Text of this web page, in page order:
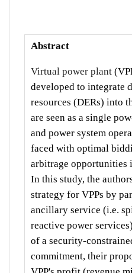
Abstract
Virtual power plant
developed to integrate
resources (DERs) into
are seen as a single
and power system
faced with optimal
arbitrage opportunities
In this study, the
strategy for VPPs by
ancillary service (i.e.
reactive power
of a security-
commitment, their